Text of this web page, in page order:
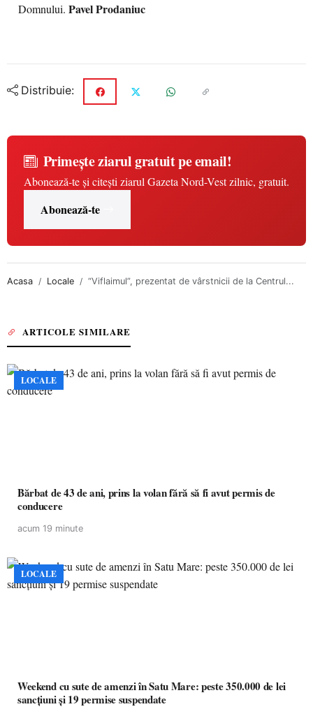
Domnului. Pavel Prodaniuc
Distribuie:
Primește ziarul gratuit pe email!
Abonează-te și citești ziarul Gazeta Nord-Vest zilnic, gratuit.
Abonează-te
Acasa Locale “Viflaimul”, prezentat de vârstnicii de la Centrul...
ARTICOLE SIMILARE
LOCALE
Bărbat de 43 de ani, prins la volan fără să fi avut permis de
conducere
acum 19 minute
LOCALE
Weekend cu sute de amenzi în Satu Mare: peste 350.000 de lei
sancțiuni și 19 permise suspendate